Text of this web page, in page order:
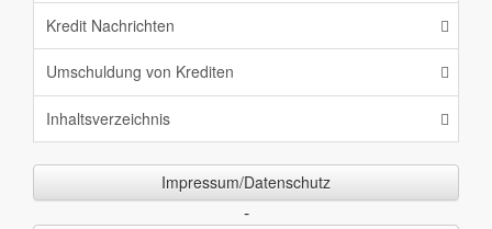
Kredit Nachrichten
Umschuldung von Krediten
Inhaltsverzeichnis
Impressum/Datenschutz
-